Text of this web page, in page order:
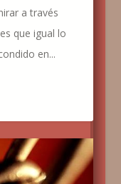
a través
que igual lo
en...